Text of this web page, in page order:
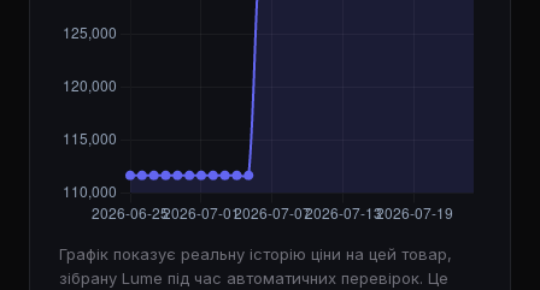
Графік показує реальну історію ціни на цей товар,
зібрану Lume під час автоматичних перевірок. Це